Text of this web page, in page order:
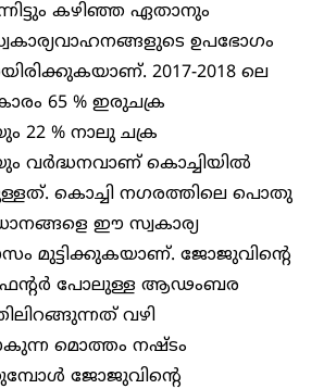
കഴിഞ്ഞ ഏതാനും
ഉപഭോ​ഗം
2017-2018 ലെ
65 % ഇരുചക്ര
22 % നാലു ചക്ര
വർദ്ധനവാണ് കൊച്ചിയിൽ
കൊച്ചി ന​ഗരത്തിലെ പൊതു​
ഈ സ്വകാര്യ
മുട്ടിക്കുകയാണ്. ജോജുവിന്റെ
പോലുള്ള ആഢംബര
വഴി
മൊത്തം നഷ്ടം
ജോജുവിന്റെ